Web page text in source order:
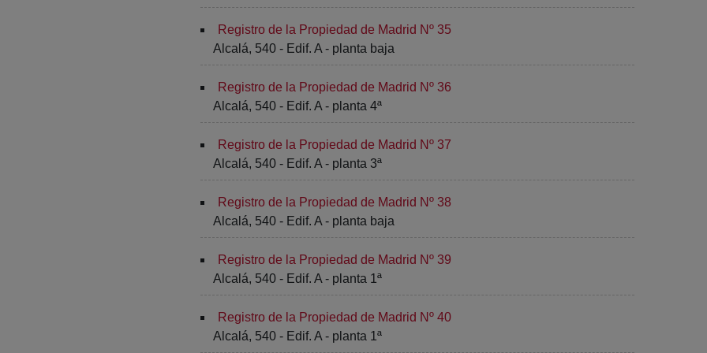
Registro de la Propiedad de Madrid Nº 35
Alcalá, 540 - Edif. A - planta baja
Registro de la Propiedad de Madrid Nº 36
Alcalá, 540 - Edif. A - planta 4ª
Registro de la Propiedad de Madrid Nº 37
Alcalá, 540 - Edif. A - planta 3ª
Registro de la Propiedad de Madrid Nº 38
Alcalá, 540 - Edif. A - planta baja
Registro de la Propiedad de Madrid Nº 39
Alcalá, 540 - Edif. A - planta 1ª
Registro de la Propiedad de Madrid Nº 40
Alcalá, 540 - Edif. A - planta 1ª